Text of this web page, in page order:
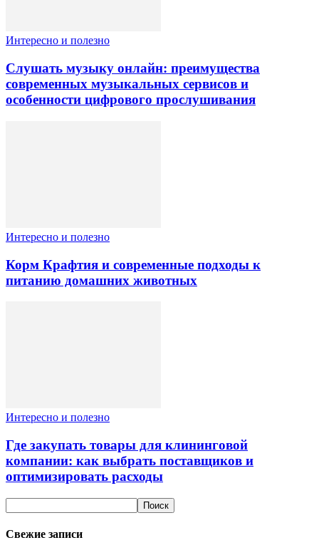
Интересно и полезно
Слушать музыку онлайн: преимущества
современных музыкальных сервисов и
особенности цифрового прослушивания
Интересно и полезно
Корм Крафтия и современные подходы к
питанию домашних животных
Интересно и полезно
Где закупать товары для клининговой
компании: как выбрать поставщиков и
оптимизировать расходы
Свежие записи